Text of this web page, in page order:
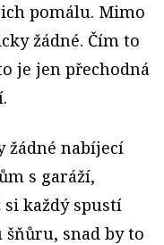
pomálu. Mimo
žádné. Čím to
je jen přechodná
žádné nabíjecí
s garáží,
si každý spustí
snad by to